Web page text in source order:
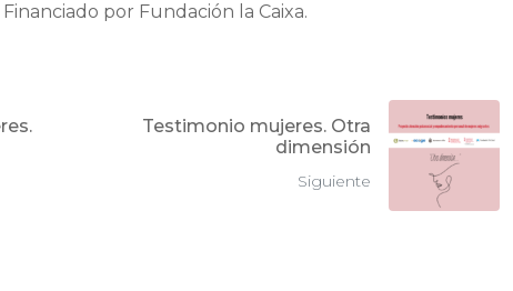
por Fundación la Caixa.
Testimonio mujeres. Otra
dimensión
Siguiente